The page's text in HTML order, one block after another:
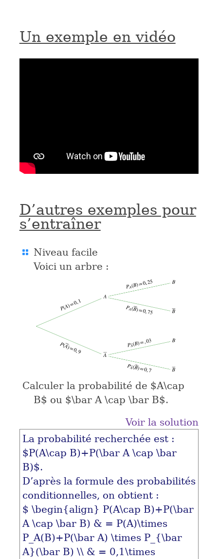
Un exemple en vidéo
D’autres exemples pour
s’entraîner
Niveau facile
Voici un arbre :
Calculer la probabilité de $A\cap
B$ ou $\bar A \cap \bar B$.
Voir la solution
La probabilité recherchée est :
$P(A\cap B)+P(\bar A \cap \bar
B)$.
D’après la formule des probabilités
conditionnelles, on obtient :
$ \begin{align} P(A\cap B)+P(\bar
A \cap \bar B) & = P(A)\times
P_A(B)+P(\bar A) \times P_{\bar
A}(\bar B) \\ & = 0,1\times